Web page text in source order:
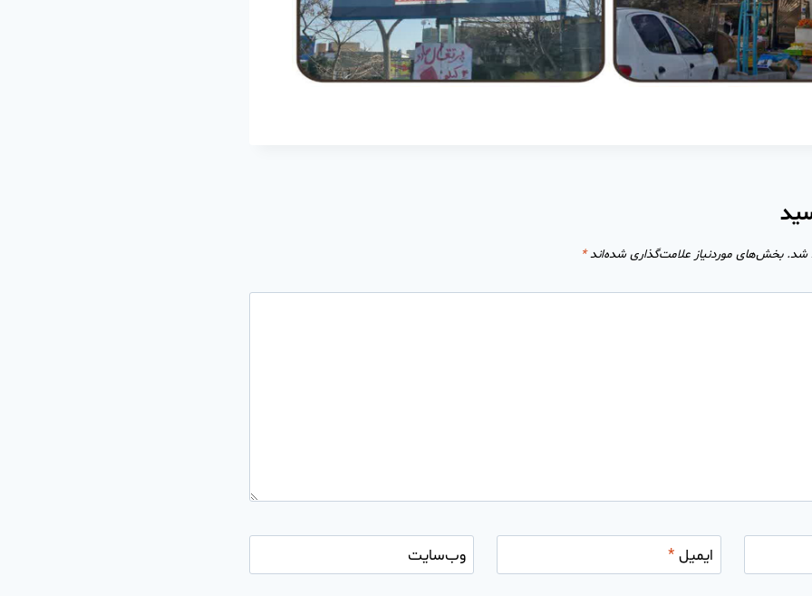
شد. بخش‌های موردنیاز علامت‌گذاری شده‌اند*
ایمیل * وب‌سایت